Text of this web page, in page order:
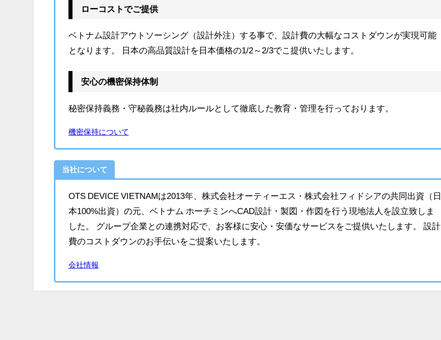
ローコストでご提供
ベトナム設計アウトソーシング（設計外注）する事で、設計費の大幅なコストダウンが実現可能
となります。 日本の高品質設計を日本価格の1/2～2/3でこ提供いたします。
安心の機密保持体制
秘密保持義務・守秘義務は社内ルールとして徹底した教育・管理を行っております。
機密保持について
当社について
OTS DEVICE VIETNAMは2013年、株式会社オーティーエス・株式会社フィドシアの共同出資（日
本100%出資）の元、ベトナム ホーチミンへCAD設計・製図・作図を行う現地法人を設立致しま
した。 グループ企業との連携対応で、お客様に安心・安価なサービスをご提供いたします。 設計
費のコストダウンのお手伝いをご提案いたします。
会社情報